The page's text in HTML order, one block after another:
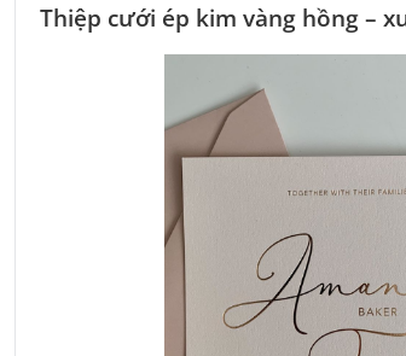
Thiệp cưới ép kim vàng hồng –